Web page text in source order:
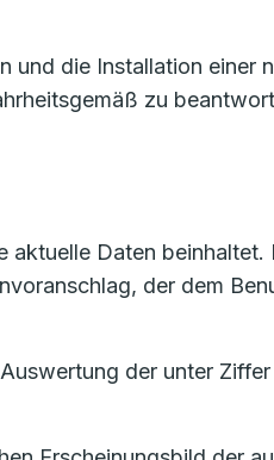
und die Installation einer
zu
aktuelle Daten beinhaltet.
der dem
der unter Ziffer